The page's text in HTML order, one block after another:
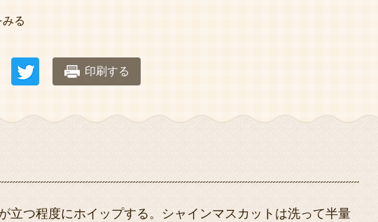
る
印刷する
立つ程度にホイップする。シャインマスカットは洗って半量